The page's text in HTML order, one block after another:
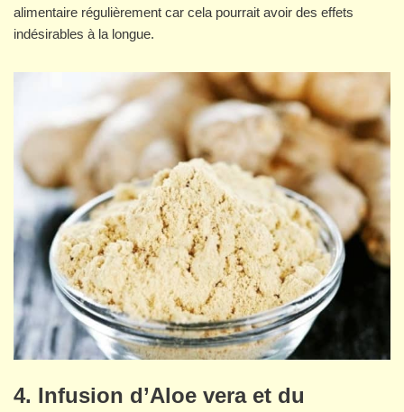
alimentaire régulièrement car cela pourrait avoir des effets
indésirables à la longue.
4. Infusion d’Aloe vera et du